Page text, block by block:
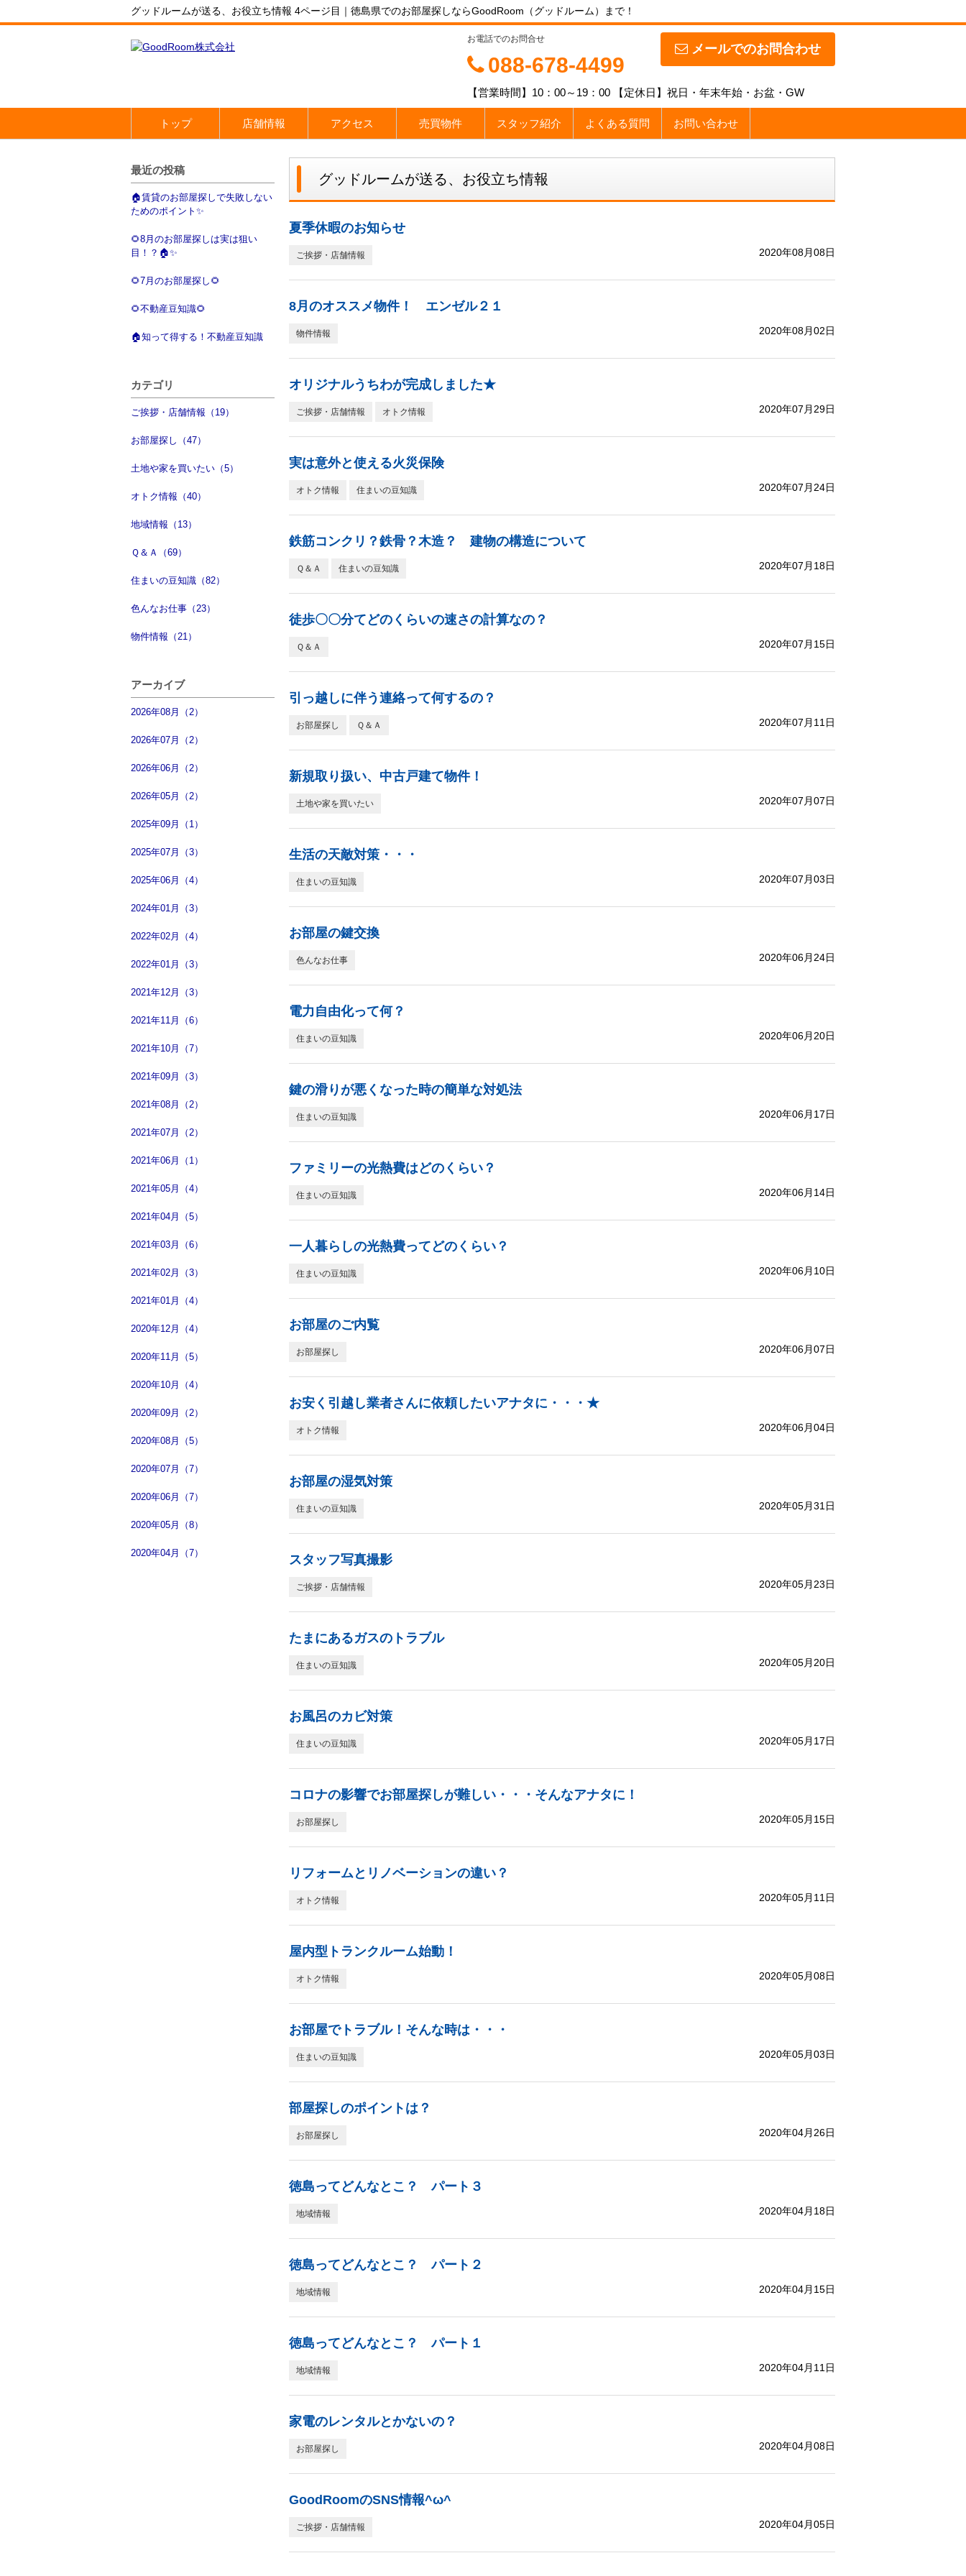
グッドルームが送る、お役立ち情報 4ページ目｜徳島県でのお部屋探しならGoodRoom（グッドルーム）まで！
メールでのお問合わせ
お電話でのお問合せ
088-678-4499
【営業時間】10：00～19：00 【定休日】祝日・年末年始・お盆・GW
トップ 店舗情報 アクセス 売買物件 スタッフ紹介 よくある質問 お問い合わせ
最近の投稿
🏠賃貸のお部屋探しで失敗しない
ためのポイント✨
🌻8月のお部屋探しは実は狙い
目！？🏠✨
🌻7月のお部屋探し🌻
🌻不動産豆知識🌻
🏠知って得する！不動産豆知識
カテゴリ
ご挨拶・店舗情報（19）
お部屋探し（47）
土地や家を買いたい（5）
オトク情報（40）
地域情報（13）
Ｑ＆Ａ（69）
住まいの豆知識（82）
色んなお仕事（23）
物件情報（21）
アーカイブ
2026年08月（2）
2026年07月（2）
2026年06月（2）
2026年05月（2）
2025年09月（1）
2025年07月（3）
2025年06月（4）
2024年01月（3）
2022年02月（4）
2022年01月（3）
2021年12月（3）
2021年11月（6）
2021年10月（7）
2021年09月（3）
2021年08月（2）
2021年07月（2）
2021年06月（1）
2021年05月（4）
2021年04月（5）
2021年03月（6）
2021年02月（3）
2021年01月（4）
2020年12月（4）
2020年11月（5）
2020年10月（4）
2020年09月（2）
2020年08月（5）
2020年07月（7）
2020年06月（7）
2020年05月（8）
2020年04月（7）
グッドルームが送る、お役立ち情報
夏季休暇のお知らせ
ご挨拶・店舗情報 2020年08月08日
8月のオススメ物件！ エンゼル２１
物件情報 2020年08月02日
オリジナルうちわが完成しました★
ご挨拶・店舗情報 オトク情報 2020年07月29日
実は意外と使える火災保険
オトク情報 住まいの豆知識 2020年07月24日
鉄筋コンクリ？鉄骨？木造？ 建物の構造について
Ｑ＆Ａ 住まいの豆知識 2020年07月18日
徒歩〇〇分てどのくらいの速さの計算なの？
Ｑ＆Ａ 2020年07月15日
引っ越しに伴う連絡って何するの？
お部屋探し Ｑ＆Ａ 2020年07月11日
新規取り扱い、中古戸建て物件！
土地や家を買いたい 2020年07月07日
生活の天敵対策・・・
住まいの豆知識 2020年07月03日
お部屋の鍵交換
色んなお仕事 2020年06月24日
電力自由化って何？
住まいの豆知識 2020年06月20日
鍵の滑りが悪くなった時の簡単な対処法
住まいの豆知識 2020年06月17日
ファミリーの光熱費はどのくらい？
住まいの豆知識 2020年06月14日
一人暮らしの光熱費ってどのくらい？
住まいの豆知識 2020年06月10日
お部屋のご内覧
お部屋探し 2020年06月07日
お安く引越し業者さんに依頼したいアナタに・・・★
オトク情報 2020年06月04日
お部屋の湿気対策
住まいの豆知識 2020年05月31日
スタッフ写真撮影
ご挨拶・店舗情報 2020年05月23日
たまにあるガスのトラブル
住まいの豆知識 2020年05月20日
お風呂のカビ対策
住まいの豆知識 2020年05月17日
コロナの影響でお部屋探しが難しい・・・そんなアナタに！
お部屋探し 2020年05月15日
リフォームとリノベーションの違い？
オトク情報 2020年05月11日
屋内型トランクルーム始動！
オトク情報 2020年05月08日
お部屋でトラブル！そんな時は・・・
住まいの豆知識 2020年05月03日
部屋探しのポイントは？
お部屋探し 2020年04月26日
徳島ってどんなとこ？ パート３
地域情報 2020年04月18日
徳島ってどんなとこ？ パート２
地域情報 2020年04月15日
徳島ってどんなとこ？ パート１
地域情報 2020年04月11日
家電のレンタルとかないの？
お部屋探し 2020年04月08日
GoodRoomのSNS情報^ω^
ご挨拶・店舗情報 2020年04月05日